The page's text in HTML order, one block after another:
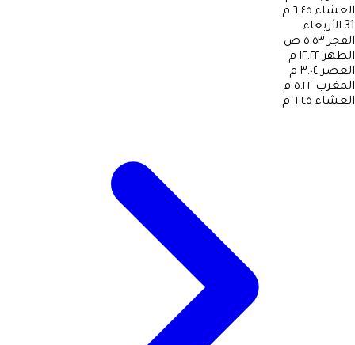
العشاء ٦:٤٥ م
31 الأربعاء
الفجر ٥:٥٣ ص
الظهر ١٢:٢٢ م
العصر ٣:٠٤ م
المغرب ٥:٢٢ م
العشاء ٦:٤٥ م